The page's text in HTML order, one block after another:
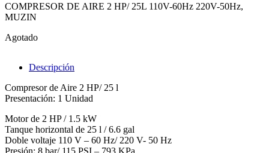
COMPRESOR DE AIRE 2 HP/ 25L 110V-60Hz 220V-50Hz,
MUZIN
Agotado
Descripción
Compresor de Aire 2 HP/ 25 l
Presentación: 1 Unidad
Motor de 2 HP / 1.5 kW
Tanque horizontal de 25 l / 6.6 gal
Doble voltaje 110 V – 60 Hz/ 220 V- 50 Hz
Presión: 8 bar/ 115 PSI – 793 KPa